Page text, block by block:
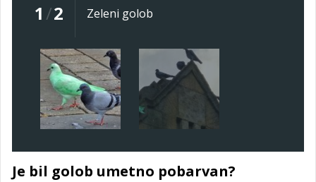
1 /2 Zeleni golob
Je bil golob umetno pobarvan?